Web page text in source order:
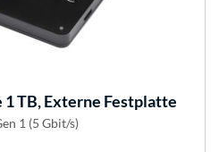
1 TB, Externe Festplatte
1 (5 Gbit/s)